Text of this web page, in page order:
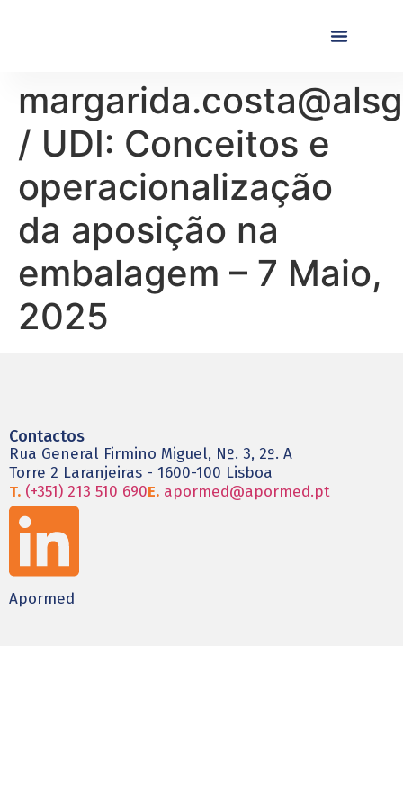
/ UDI: Conceitos e
operacionalização
da aposição na
embalagem – 7 Maio,
2025
Contactos
Rua General Firmino Miguel, Nº. 3, 2º. A
Torre 2 Laranjeiras - 1600-100 Lisboa
T. (+351) 213 510 690E. apormed@apormed.pt
Apormed